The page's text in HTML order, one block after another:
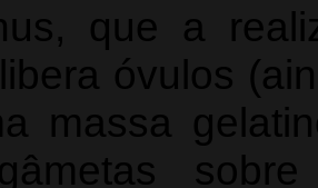
que a
óvulos
massa